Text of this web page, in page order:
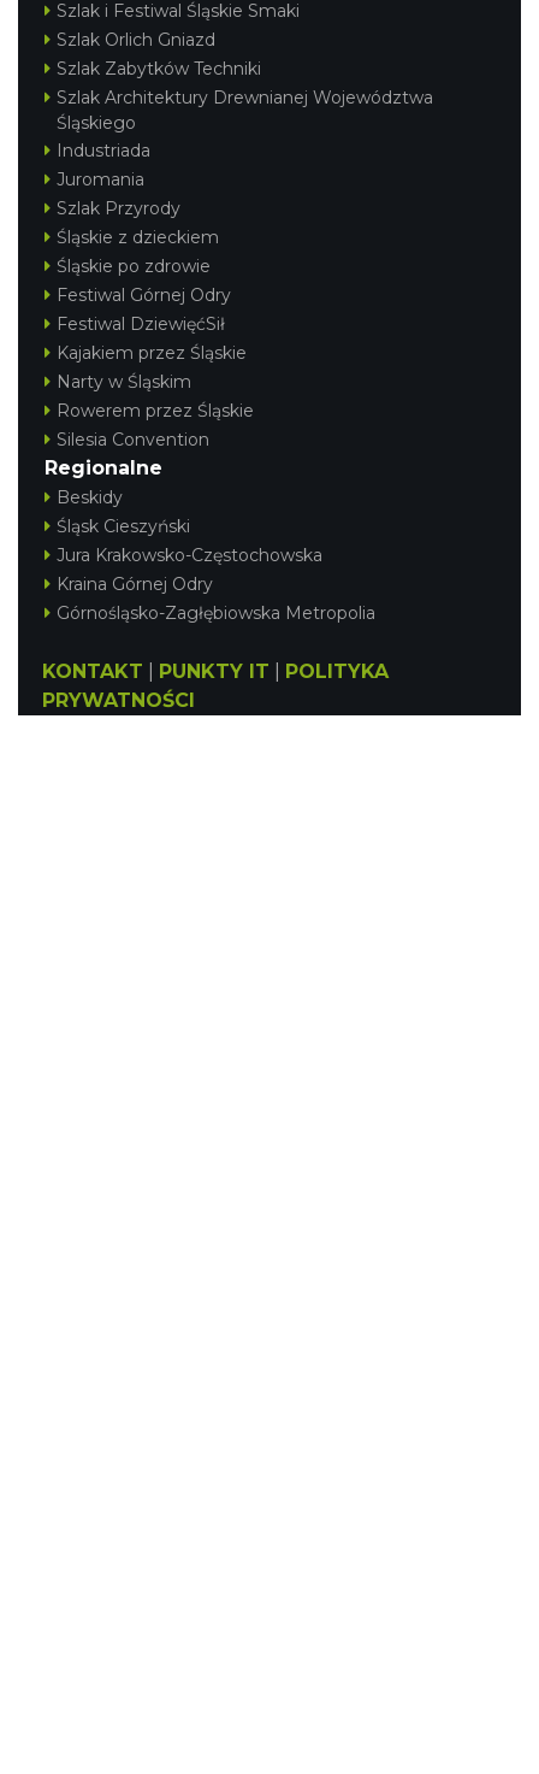
Szlak i Festiwal Śląskie Smaki
Szlak Orlich Gniazd
Szlak Zabytków Techniki
Szlak Architektury Drewnianej Województwa
Śląskiego
Industriada
Juromania
Szlak Przyrody
Śląskie z dzieckiem
Śląskie po zdrowie
Festiwal Górnej Odry
Festiwal DziewięćSił
Kajakiem przez Śląskie
Narty w Śląskim
Rowerem przez Śląskie
Silesia Convention
Regionalne
Beskidy
Śląsk Cieszyński
Jura Krakowsko-Częstochowska
Kraina Górnej Odry
Górnośląsko-Zagłębiowska Metropolia
KONTAKT PUNKTY IT
POLITYKA
PRYWATNOŚCI